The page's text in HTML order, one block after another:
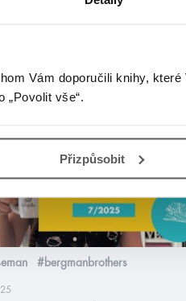
Vám doporučili knihy,
„Povolit vše“.
Přizpůsobit
#bergmanbrothers